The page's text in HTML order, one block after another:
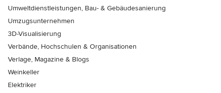
Umweltdienstleistungen, Bau- & Gebäudesanierung
Umzugsunternehmen
3D-Visualisierung
Verbände, Hochschulen & Organisationen
Verlage, Magazine & Blogs
Weinkeller
Elektriker